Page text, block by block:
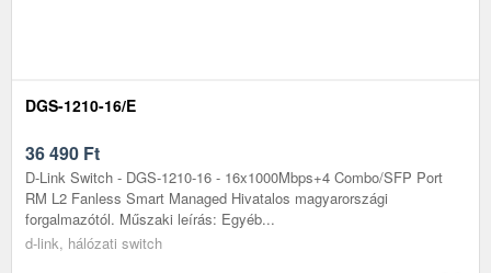
DGS-1210-16/E
36 490 Ft
D-Link Switch - DGS-1210-16 - 16x1000Mbps+4 Combo/SFP Port
RM L2 Fanless Smart Managed Hivatalos magyarországi
forgalmazótól. Műszaki leírás: Egyéb...
d-link, hálózati switch